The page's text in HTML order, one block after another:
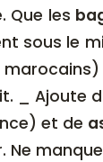
Que les
sous le
_ Ajoute
et de
Ne